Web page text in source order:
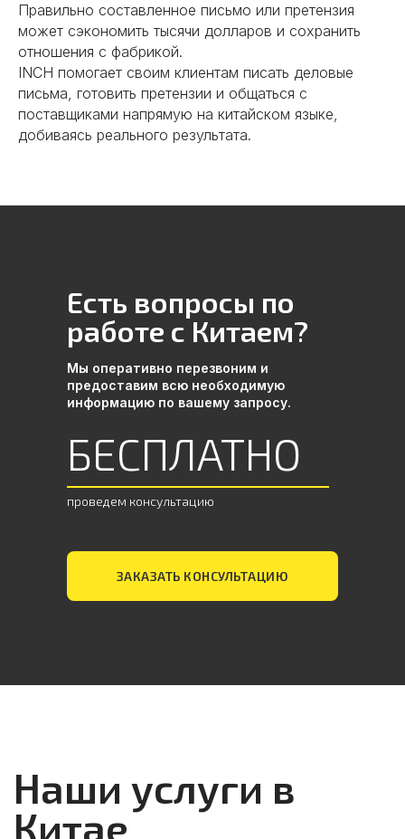
Правильно составленное письмо или претензия
может сэкономить тысячи долларов и сохранить
отношения с фабрикой.
INCH помогает своим клиентам писать деловые
письма, готовить претензии и общаться с
поставщиками напрямую на китайском языке,
добиваясь реального результата.
ЗАКАЗАТЬ КОНСУЛЬТАЦИЮ
Есть вопросы по
работе с Китаем?
Мы оперативно перезвоним и
предоставим всю необходимую
информацию по вашему запросу.
проведем консультацию
БЕСПЛАТНО
безопасным для вашего
бизнеса
Осуществляем инспекции
грузов перед отправкой,
таможенное оформление и
доставку в Россию. Выкупим и
отправим образцы от фабрики в
Китае до вашей двери. Наши
специалисты курируют весь